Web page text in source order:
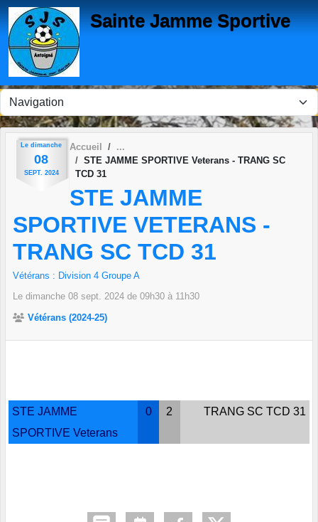
Sainte Jamme Sportive
Le dimanche
08
SEPT. 2024
Accueil
STE JAMME SPORTIVE Veterans - TRANG SC
TCD 31
STE JAMME
SPORTIVE VETERANS -
TRANG SC TCD 31
Vétérans : Division 4 Groupe A
Le dimanche 08 sept. 2024 de 09h30 à 11h30
Vétérans (2024-25)
STE JAMME
SPORTIVE Veterans
0 2 TRANG SC TCD 31
Panneau de gestion des cookies